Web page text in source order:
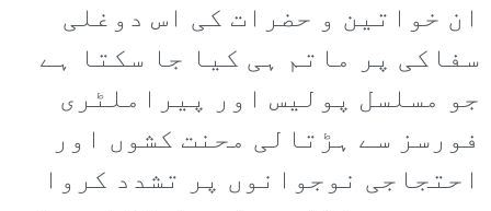
ان خواتین و حضرات کی اس دوغلی
سفاکی پر ماتم ہی کیا جا سکتا ہے
جو مسلسل پولیس اور پیراملٹری
فورسز سے ہڑتالی محنت کشوں اور
احتجاجی نوجوانوں پر تشدد کروا